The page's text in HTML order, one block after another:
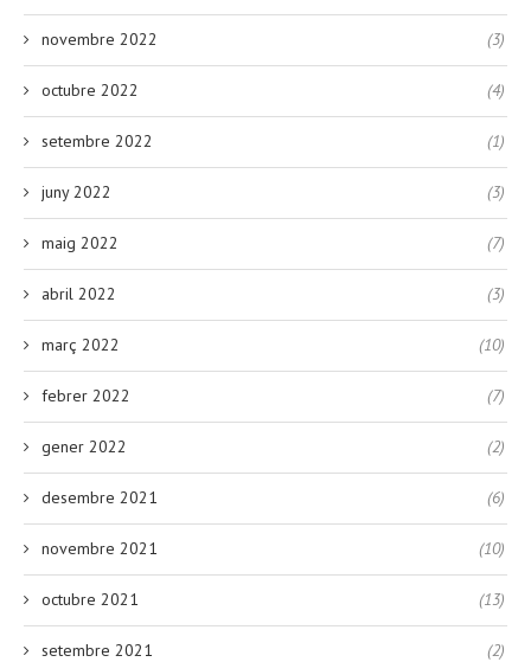
novembre 2022 (3)
octubre 2022 (4)
setembre 2022 (1)
juny 2022 (3)
maig 2022 (7)
abril 2022 (3)
març 2022 (10)
febrer 2022 (7)
gener 2022 (2)
desembre 2021 (6)
novembre 2021 (10)
octubre 2021 (13)
setembre 2021 (2)